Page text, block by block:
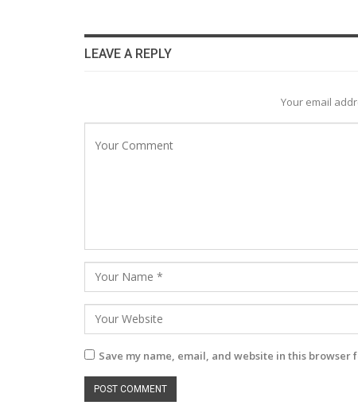
LEAVE A REPLY
Your email
Save my name, email, and website in this browser